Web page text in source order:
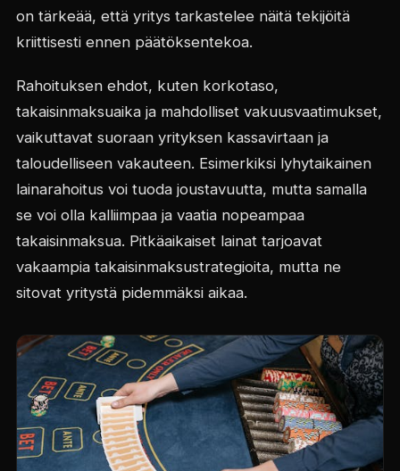
on tärkeää, että yritys tarkastelee näitä tekijöitä
kriittisesti ennen päätöksentekoa.
Rahoituksen ehdot, kuten korkotaso,
takaisinmaksuaika ja mahdolliset vakuusvaatimukset,
vaikuttavat suoraan yrityksen kassavirtaan ja
taloudelliseen vakauteen. Esimerkiksi lyhytaikainen
lainarahoitus voi tuoda joustavuutta, mutta samalla
se voi olla kalliimpaa ja vaatia nopeampaa
takaisinmaksua. Pitkäaikaiset lainat tarjoavat
vakaampia takaisinmaksustrategioita, mutta ne
sitovat yritystä pidemmäksi aikaa.